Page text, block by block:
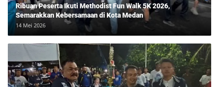
Ribuan Peserta Ikuti Methodist Fun Walk 5K 2026,
Semarakkan Kebersamaan di Kota Medan
14 Mei 2026